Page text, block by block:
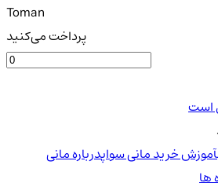
Toman
پرداخت می‌کنید
است
خرید مانی سواپدرباره مانی